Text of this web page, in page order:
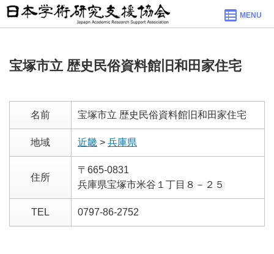
MENU
宝塚市立 歴史民俗資料館旧和田家住宅
名前 宝塚市立 歴史民俗資料館旧和田家住宅
地域 近畿 > 兵庫県
住所
〒665-0831
兵庫県宝塚市米谷１丁目８－２５
TEL 0797-86-2752